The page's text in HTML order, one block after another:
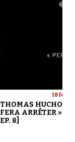
18
THOMAS HUCHON :
FERA ARRÊTER » -
EP. 8]